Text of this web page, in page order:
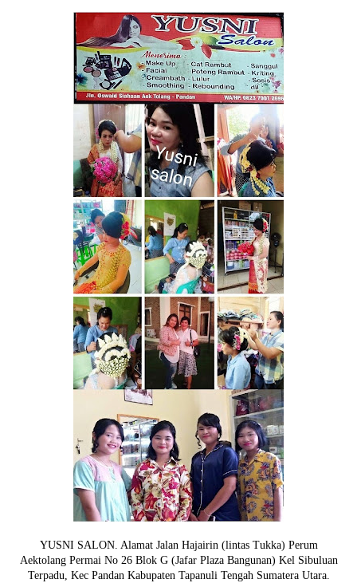
YUSNI SALON. Alamat Jalan Hajairin (lintas Tukka) Perum
Aektolang Permai No 26 Blok G (Jafar Plaza Bangunan) Kel Sibuluan
Terpadu, Kec Pandan Kabupaten Tapanuli Tengah Sumatera Utara.